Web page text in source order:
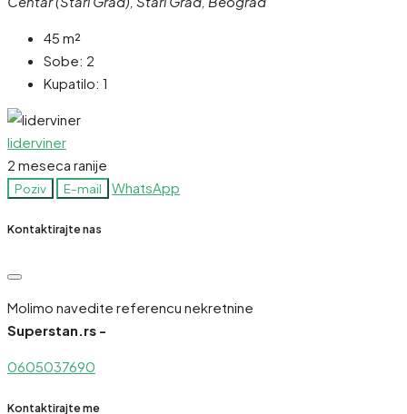
45 m²
Sobe: 2
Kupatilo: 1
liderviner
2 meseca ranije
Poziv E-mail WhatsApp
Kontaktirajte nas
Molimo navedite referencu nekretnine
Superstan.rs -
0605037690
Kontaktirajte me